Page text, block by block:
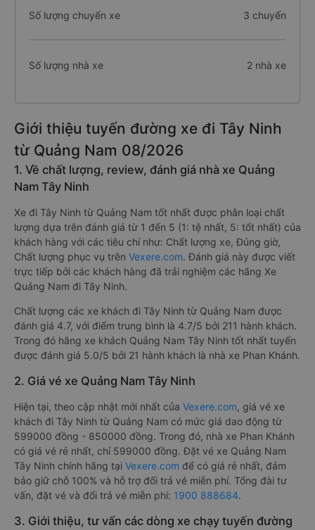
Số lượng chuyến xe 3 chuyến
Số lượng nhà xe 2 nhà xe
Giới thiệu tuyến đường xe đi Tây Ninh
từ Quảng Nam 08/2026
1. Về chất lượng, review, đánh giá nhà xe Quảng
Nam Tây Ninh
Xe đi Tây Ninh từ Quảng Nam tốt nhất được phân loại chất
lượng dựa trên đánh giá từ 1 đến 5 (1: tệ nhất, 5: tốt nhất) của
khách hàng với các tiêu chí như: Chất lượng xe, Đúng giờ,
Chất lượng phục vụ trên Vexere.com. Đánh giá này được viết
trực tiếp bởi các khách hàng đã trải nghiệm các hãng Xe
Quảng Nam đi Tây Ninh.
Chất lượng các xe khách đi Tây Ninh từ Quảng Nam được
đánh giá 4.7, với điểm trung bình là 4.7/5 bởi 211 hành khách.
Trong đó hãng xe khách Quảng Nam Tây Ninh tốt nhất tuyến
được đánh giá 5.0/5 bởi 21 hành khách là nhà xe Phan Khánh.
2. Giá vé xe Quảng Nam Tây Ninh
Hiện tại, theo cập nhật mới nhất của Vexere.com, giá vé xe
khách đi Tây Ninh từ Quảng Nam có mức giá dao động từ
599000 đồng - 850000 đồng. Trong đó, nhà xe Phan Khánh
có giá vé rẻ nhất, chỉ 599000 đồng. Đặt vé xe Quảng Nam
Tây Ninh chính hãng tại Vexere.com để có giá rẻ nhất, đảm
bảo giữ chỗ 100% và hỗ trợ đổi trả vé miễn phí. Tổng đài tư
vấn, đặt vé và đổi trả vé miễn phí: 1900 888684.
3. Giới thiệu, tư vấn các dòng xe chạy tuyến đường